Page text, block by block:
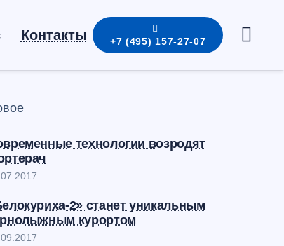
Контакты +7 (495) 157-27-07
технологии возродят
2» станет уникальным
курортом